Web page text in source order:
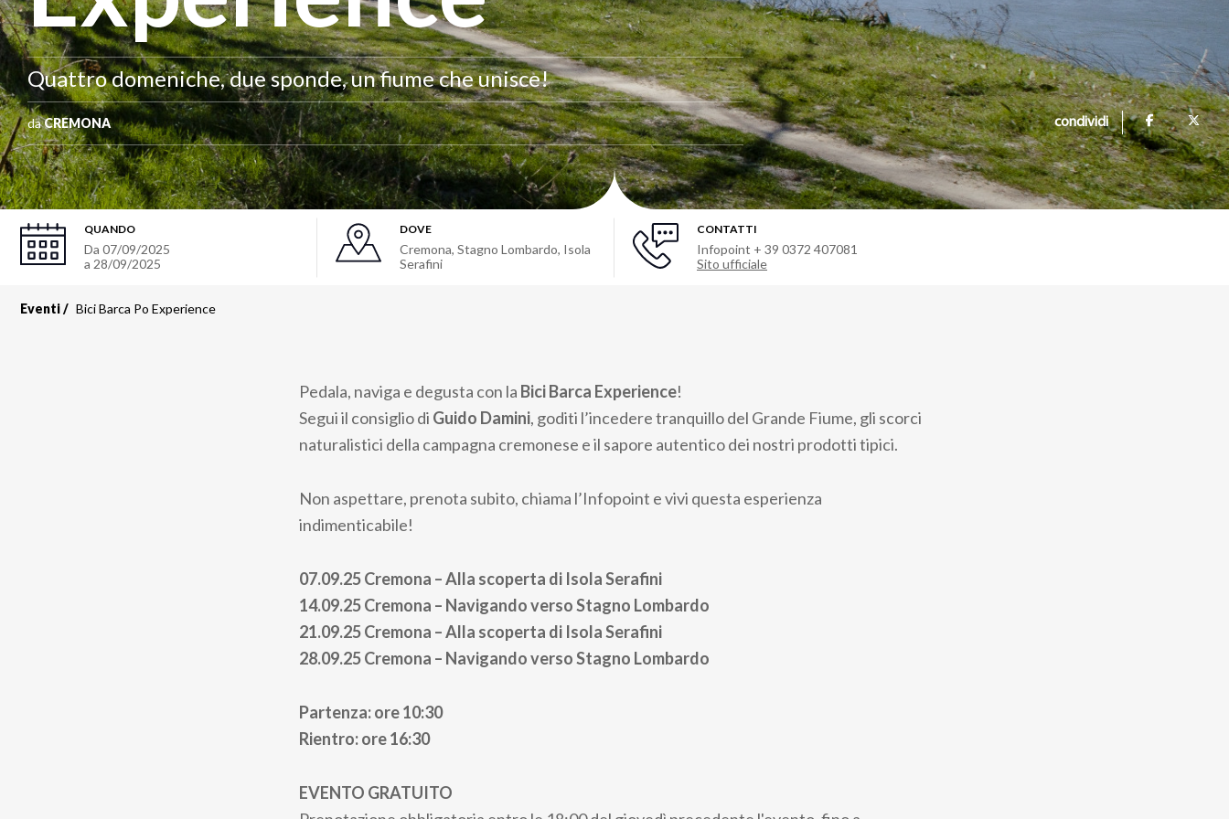
Quattro domeniche, due sponde, un fiume che unisce!
daCREMONA condividi
QUANDO
Da 07/09/2025
a 28/09/2025
DOVE
Cremona, Stagno Lombardo, Isola
Serafini
CONTATTI
Infopoint + 39 0372 407081
Sito ufficiale
Eventi Bici Barca Po Experience
Pedala, naviga e degusta con la Bici Barca Experience!
Segui il consiglio di Guido Damini, goditi l’incedere tranquillo del Grande Fiume, gli scorci
naturalistici della campagna cremonese e il sapore autentico dei nostri prodotti tipici.
Non aspettare, prenota subito, chiama l’Infopoint e vivi questa esperienza
indimenticabile!
07.09.25 Cremona – Alla scoperta di Isola Serafini
14.09.25 Cremona – Navigando verso Stagno Lombardo
21.09.25 Cremona – Alla scoperta di Isola Serafini
28.09.25 Cremona – Navigando verso Stagno Lombardo
Partenza: ore 10:30
Rientro: ore 16:30
EVENTO GRATUITO